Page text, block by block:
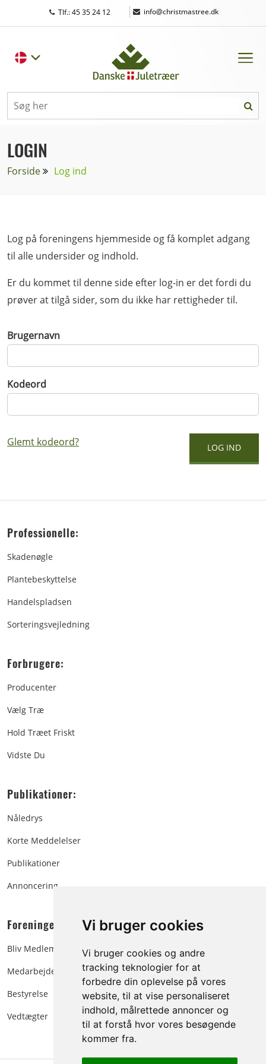
Vi bruger cookies
Vi bruger cookies og andre
tracking teknologier for at
forbedre din oplevelse på vores
website, til at vise personaliseret
indhold, målrettede annoncer og
til at forstå hvor vores besøgende
kommer fra.
Tlf.: 45 35 24 12 | info@christmastree.dk
LOGIN
Forside Log ind
Log på foreningens hjemmeside og få komplet adgang
til alle undersider og indhold.
Er du kommet til denne side efter log-in er det fordi du
prøver at tilgå sider, som du ikke har rettigheder til.
Brugernavn
Kodeord
Glemt kodeord?
Professionelle:
Skadenøgle
Plantebeskyttelse
Handelspladsen
Sorteringsvejledning
Forbrugere:
Producenter
Vælg Træ
Hold Træet Friskt
Vidste Du
Publikationer:
Nåledrys
Korte Meddelelser
Publikationer
Annoncering
Foreningen:
Bliv Medlem
Medarbejdere
Bestyrelse
Vedtægter